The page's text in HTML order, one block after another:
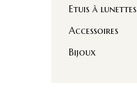
Etuis à lunettes
Accessoires
Bijoux